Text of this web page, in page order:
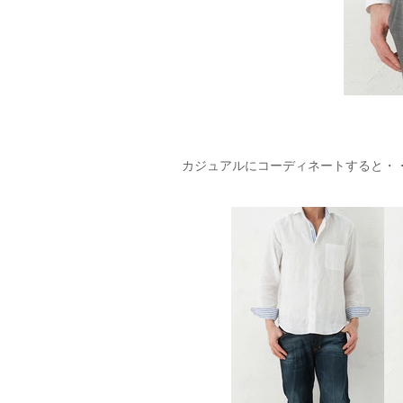
カジュアルにコーディネートすると・